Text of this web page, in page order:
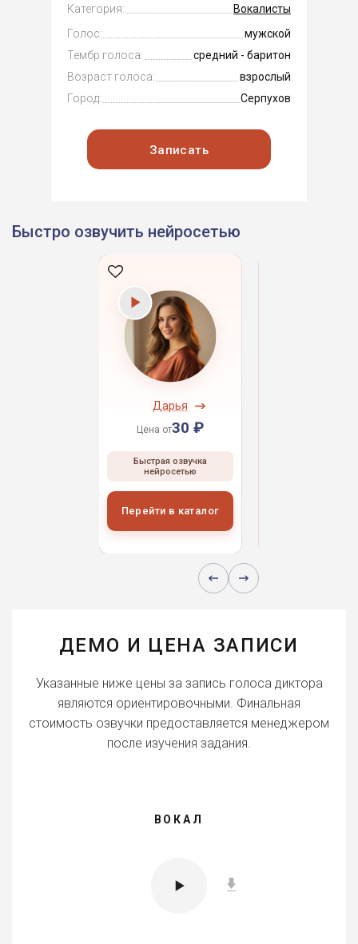
Категория:
Вокалисты
Голос:
мужской
Тембр голоса:
средний - баритон
Возраст голоса:
взрослый
Город:
Серпухов
Записать
Быстро озвучить нейросетью
Дарья
Цена от30 ₽
Быстрая озвучка
нейросетью
Перейти в каталог
ДЕМО И ЦЕНА ЗАПИСИ
Указанные ниже цены за запись голоса диктора
являются ориентировочными. Финальная
стоимость озвучки предоставляется менеджером
после изучения задания.
ВОКАЛ